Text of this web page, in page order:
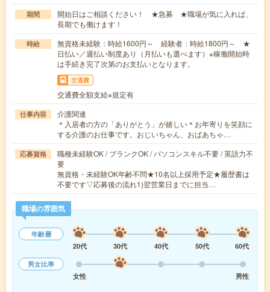
期間
開始日はご相談ください！ ★急募 ★職場が気に入れば、
長期でも働けます！
時給
無資格未経験：時給1600円～ 経験者：時給1800円～ ★
日払い／週払い制度あり（月払いも選べます）※稼働開始時
は手続き完了次第のお支払いとなります。
交通費
交通費全額支給※規定有
仕事内容
介護関連
＊入居者の方の「ありがとう」が嬉しい＊お年寄りを笑顔に
する介護のお仕事です。おじいちゃん、おばあちゃ…
応募資格
職種未経験OK / ブランクOK / パソコンスキル不要 / 英語力不
要
無資格・未経験OK年齢不問★10名以上採用予定★履歴書は
不要です▽応募後の流れ1)翌営業日までに担当…
職場の雰囲気
年齢層
20代
30代 40代 50代
60代
男女比率
女性
男性